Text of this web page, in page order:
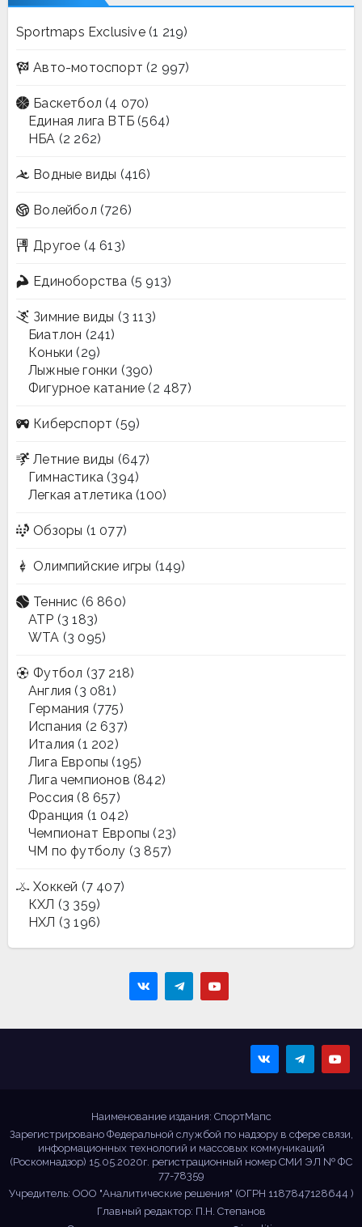
Sportmaps Exclusive(1 219)
Авто-мотоспорт (2 997)
Баскетбол (4 070)
Единая лига ВТБ (564)
НБА (2 262)
Водные виды (416)
Волейбол (726)
Другое (4 613)
Единоборства (5 913)
Зимние виды (3 113)
Биатлон (241)
Коньки (29)
Лыжные гонки (390)
Фигурное катание (2 487)
Киберспорт (59)
Летние виды (647)
Гимнастика (394)
Легкая атлетика (100)
Обзоры (1 077)
Олимпийские игры (149)
Теннис (6 860)
ATP (3 183)
WTA (3 095)
Футбол (37 218)
Англия (3 081)
Германия (775)
Испания (2 637)
Италия (1 202)
Лига Европы (195)
Лига чемпионов (842)
Россия (8 657)
Франция (1 042)
Чемпионат Европы (23)
ЧМ по футболу (3 857)
Хоккей (7 407)
КХЛ (3 359)
НХЛ (3 196)
Наименование издания: СпортМапс
Зарегистрировано Федеральной службой по надзору в сфере связи,
информационных технологий и массовых коммуникаций
(Роскомнадзор) 15.05.2020г. регистрационный номер СМИ ЭЛ № ФС
77-78359
Учредитель: ООО "Аналитические решения" (ОГРН 1187847128644 )
Главный редактор: П.Н. Степанов